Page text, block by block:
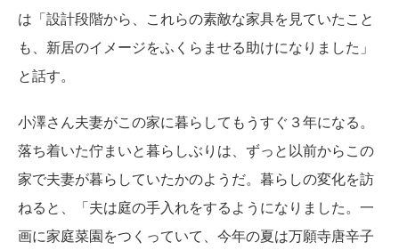
は「設計段階から、これらの素敵な家具を見ていたこと
も、新居のイメージをふくらませる助けになりました」
と話す。
小澤さん夫妻がこの家に暮らしてもうすぐ３年になる。
落ち着いた佇まいと暮らしぶりは、ずっと以前からこの
家で夫妻が暮らしていたかのようだ。暮らしの変化を訪
ねると、「夫は庭の手入れをするようになりました。一
画に家庭菜園をつくっていて、今年の夏は万願寺唐辛子